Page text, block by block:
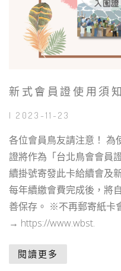
新式會員證使用須知
| 2023-11-23
各位會員鳥友請注意！ 為
證將作為「台北鳥會會員
續掛號寄發此卡給續會及
每年續繳會費完成後，將
善保存。 ※不再郵寄紙卡
→ https://www.wbst.
閱讀更多